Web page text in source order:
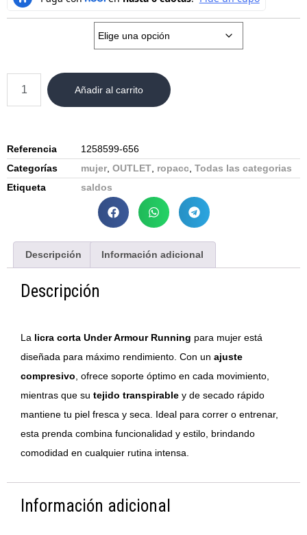
Añadir al carrito
Referencia
1258599-656
Categorías
mujer, OUTLET, ropacc, Todas las categorias
Etiqueta
saldos
Descripción Información adicional
Descripción
La licra corta Under Armour Running para mujer está
diseñada para máximo rendimiento. Con un ajuste
compresivo , ofrece soporte óptimo en cada movimiento,
mientras que su tejido transpirable y de secado rápido
mantiene tu piel fresca y seca. Ideal para correr o entrenar,
esta prenda combina funcionalidad y estilo, brindando
comodidad en cualquier rutina intensa.
Información adicional